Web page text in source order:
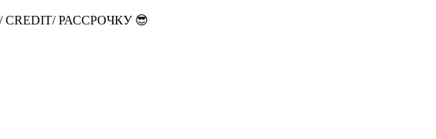
/ CREDIT/ РАССРОЧКУ 😎